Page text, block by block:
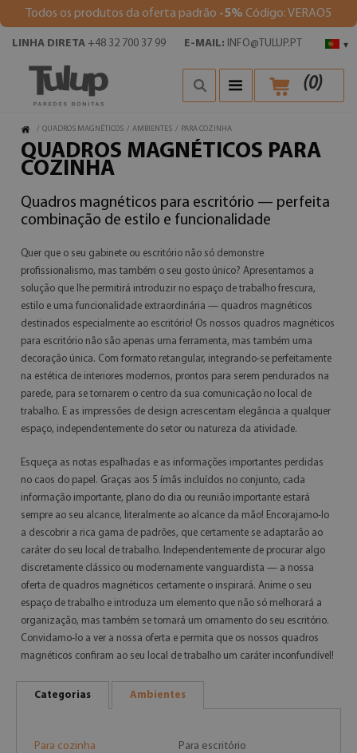
Todos os produtos da oferta padrão -5% Código: VERAO5
▾
LINHA DIRETA +48 32 700 37 99 E-MAIL: INFO@TULUP.PT
(0)
/ QUADROS MAGNÉTICOS / AMBIENTES / PARA COZINHA
QUADROS MAGNÉTICOS PARA
COZINHA
Quadros magnéticos para escritório — perfeita
combinação de estilo e funcionalidade
Quer que o seu gabinete ou escritório não só demonstre
profissionalismo, mas também o seu gosto único? Apresentamos a
solução que lhe permitirá introduzir no espaço de trabalho frescura,
estilo e uma funcionalidade extraordinária — quadros magnéticos
destinados especialmente ao escritório! Os nossos quadros magnéticos
para escritório não são apenas uma ferramenta, mas também uma
decoração única. Com formato retangular, integrando-se perfeitamente
na estética de interiores modernos, prontos para serem pendurados na
parede, para se tornarem o centro da sua comunicação no local de
trabalho. E as impressões de design acrescentam elegância a qualquer
espaço, independentemente do setor ou natureza da atividade.
Esqueça as notas espalhadas e as informações importantes perdidas
no caos do papel. Graças aos 5 ímãs incluídos no conjunto, cada
informação importante, plano do dia ou reunião importante estará
sempre ao seu alcance, literalmente ao alcance da mão! Encorajamo-lo
a descobrir a rica gama de padrões, que certamente se adaptarão ao
caráter do seu local de trabalho. Independentemente de procurar algo
discretamente clássico ou modernamente vanguardista — a nossa
oferta de quadros magnéticos certamente o inspirará. Anime o seu
espaço de trabalho e introduza um elemento que não só melhorará a
organização, mas também se tornará um ornamento do seu escritório.
Convidamo-lo a ver a nossa oferta e permita que os nossos quadros
magnéticos confiram ao seu local de trabalho um caráter inconfundível!
Categorias Ambientes
Para cozinha Para escritório